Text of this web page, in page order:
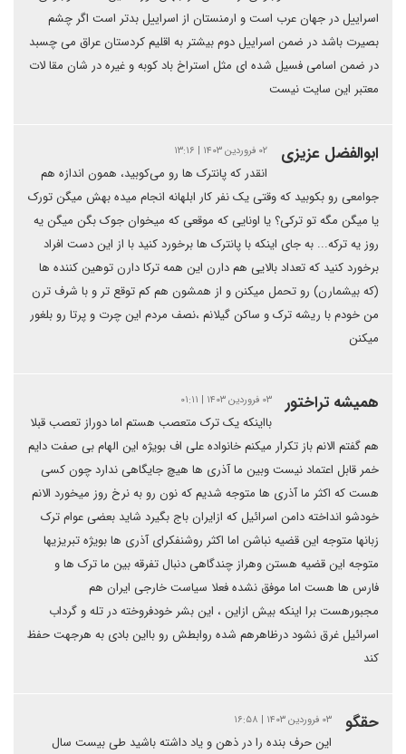
اسراییل در جهان عرب است و ارمنستان از اسراییل بدتر است اگر چشم
بصیرت باشد در ضمن اسراییل دوم بیشتر به اقلیم کردستان عراق می چسبد
در ضمن اسامی فسیل شده ای مثل استراخ باد کوبه و غیره در شان مقا لات
معتبر این سایت نیست
ابوالفضل عزیزی ۰۲ فروردین ۱۴۰۳ | ۱۳:۱۶
انقدر که پانترک ها رو می‌کوبید، همون اندازه هم
جوامعی رو بکوبید که وقتی یک نفر کار ابلهانه انجام میده بهش میگن تورک
یا میگن مگه تو ترکی؟ یا اونایی که موقعی که میخوان جوک بگن میگن یه
روز یه ترکه... به جای اینکه با پانترک ها برخورد کنید با از این دست افراد
برخورد کنید که تعداد بالایی هم دارن این همه ترکا دارن توهین کننده ها
(که بیشمارن) رو تحمل میکنن و از همشون هم کم توقع تر و با شرف ترن
من خودم با ریشه ترک و ساکن گیلانم ،نصف مردم این چرت و پرتا رو بلغور
میکنن
همیشه تراختور ۰۳ فروردین ۱۴۰۳ | ۰۱:۱۱
بااینکه یک ترک متعصب هستم اما دوراز تعصب قبلا
هم گفتم الانم باز تکرار میکنم خانواده علی اف بویژه این الهام بی صفت دایم
خمر قابل اعتماد نیست وبین ما آذری ها هیچ جایگاهی ندارد چون کسی
هست که اکثر ما آذری ها متوجه شدیم که نون رو به نرخ روز میخورد الانم
خودشو انداخته دامن اسرائیل که ازایران باج بگیرد شاید بعضی عوام ترک
زبانها متوجه این قضیه نباشن اما اکثر روشنفکرای آذری ها بویژه تبریزیها
متوجه این قضیه هستن وهراز چندگاهی دنبال تفرقه بین ما ترک ها و
فارس ها هست اما موفق نشده فعلا سیاست خارجی ایران هم
مجبورهست برا اینکه بیش ازاین ، این بشر خودفروخته در تله و گرداب
اسرائیل غرق نشود درظاهرهم شده روابطش رو بااین بادی به هرجهت حفظ
کند
حقگو ۰۳ فروردین ۱۴۰۳ | ۱۶:۵۸
این حرف بنده را در ذهن و یاد داشته باشید طی بیست سال